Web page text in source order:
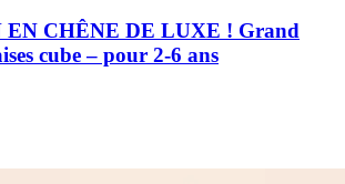
CHÊNE DE LUXE ! Grand
cube – pour 2-6 ans